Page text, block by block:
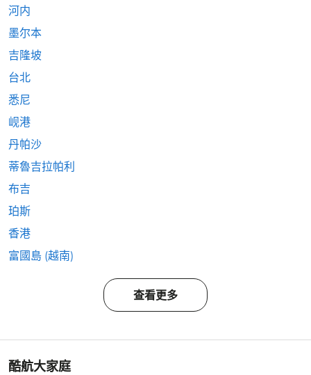
河内
墨尔本
吉隆坡
台北
悉尼
岘港
丹帕沙
蒂魯吉拉帕利
布吉
珀斯
香港
富國島 (越南)
查看更多
酷航大家庭